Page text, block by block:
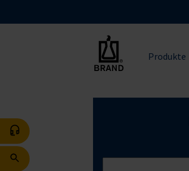
Produkte